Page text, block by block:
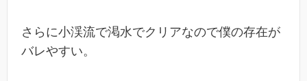
さらに小渓流で渇水でクリアなので僕の存在が
バレやすい。